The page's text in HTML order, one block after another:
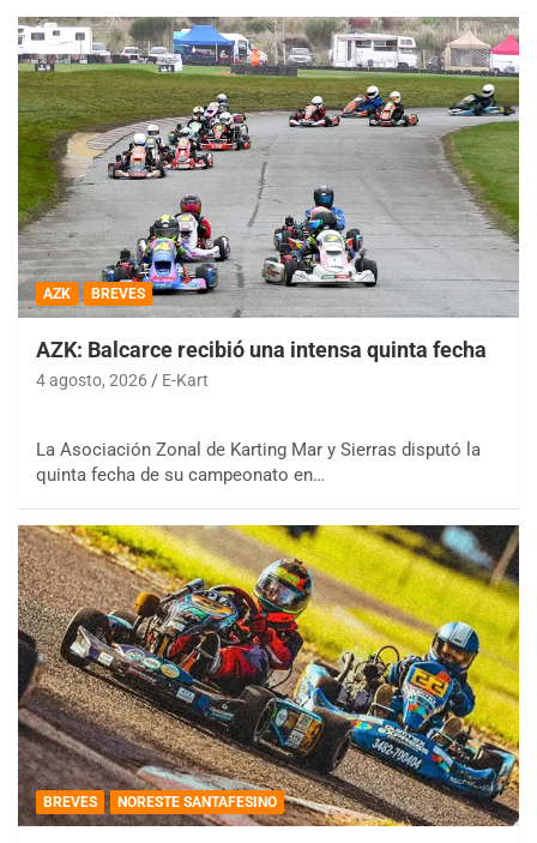
AZK BREVES
AZK: Balcarce recibió una intensa quinta fecha
4 agosto, 2026 E-Kart
La Asociación Zonal de Karting Mar y Sierras disputó la
quinta fecha de su campeonato en…
BREVES NORESTE SANTAFESINO